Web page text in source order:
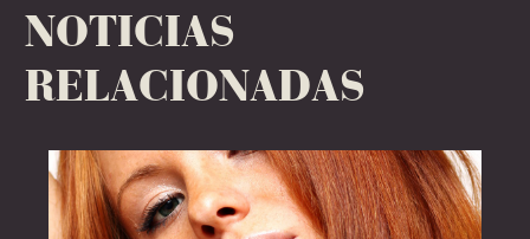
NOTICIAS
RELACIONADAS